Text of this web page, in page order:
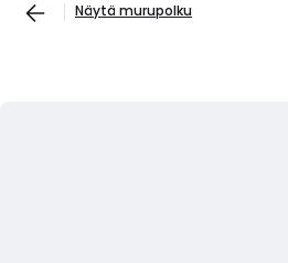
Näytä murupolku